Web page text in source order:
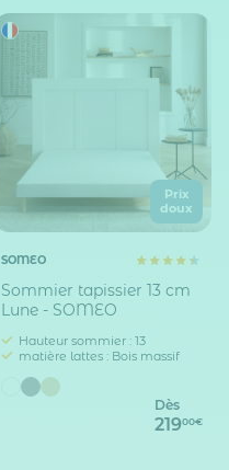
Prix
doux
SOMEO
Sommier tapissier 13 cm
Lune - SOMEO
Hauteur sommier : 13
matière lattes : Bois massif
Dès
21900€